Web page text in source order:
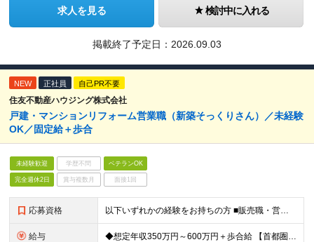
求人を見る 検討中に入れる
掲載終了予定日： 2026.09.03
NEW 正社員 自己PR不要
住友不動産ハウジング株式会社
戸建・マンションリフォーム営業職（新築そっくりさん）／未経験
OK／固定給＋歩合
未経験歓迎 学歴不問 ベテランOK
完全週休2日 賞与複数月 面接1回
応募資格 以下いずれかの経験をお持ちの方 ■販売職・営業職での顧客への提案経験をお持ちの方 ■建築関連の知識をお持ちの方
給与 ◆想定年収350万円～600万円＋歩合給 【首都圏・東海・関西】 月給29.2万円～ （固定給25万円＋定額歩合給4万2千円、固定残業手当月約57時間分9万2700円含む） 【その他】 月給27.